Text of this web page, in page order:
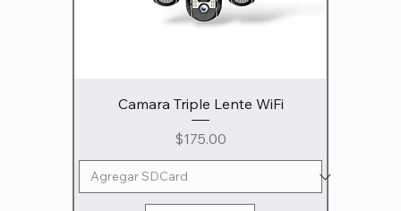
Camara Triple Lente WiFi
Precio
$175.00